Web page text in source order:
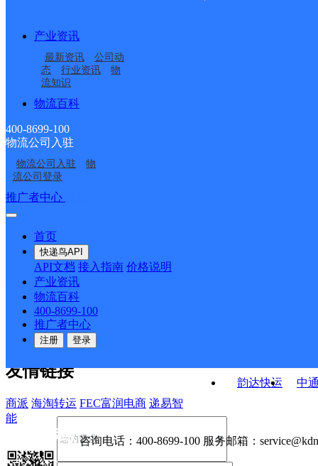
产业资讯
最新资讯
公司动
态
行业资讯
物
流知识
物流百科
400-8699-100
物流公司入驻
物流公司入驻
物
流公司登录
推广者中心
首页
快递鸟API
API文档 接入指南 价格说明
产业资讯
物流百科
400-8699-100
推广者中心
注册 登录
福建福州公司市马尾区
马尾镇海运仓分部
福建福州公司马尾区马
尾镇快洲路分部
福建福州琅岐公司
福州马尾区快洲路营业
部
琅岐邮政支局
马尾邮政支局
韵达快运
中
接口API
API接口 DEMO下载
关于我们
公司介绍 企业动态
合作伙伴 快递鸟接口服务协议
户隐私政策
友情链接
商派 海淘转运 FEC富润电商 递易智
能
咨询电话： 400-8699-100 服务邮箱：